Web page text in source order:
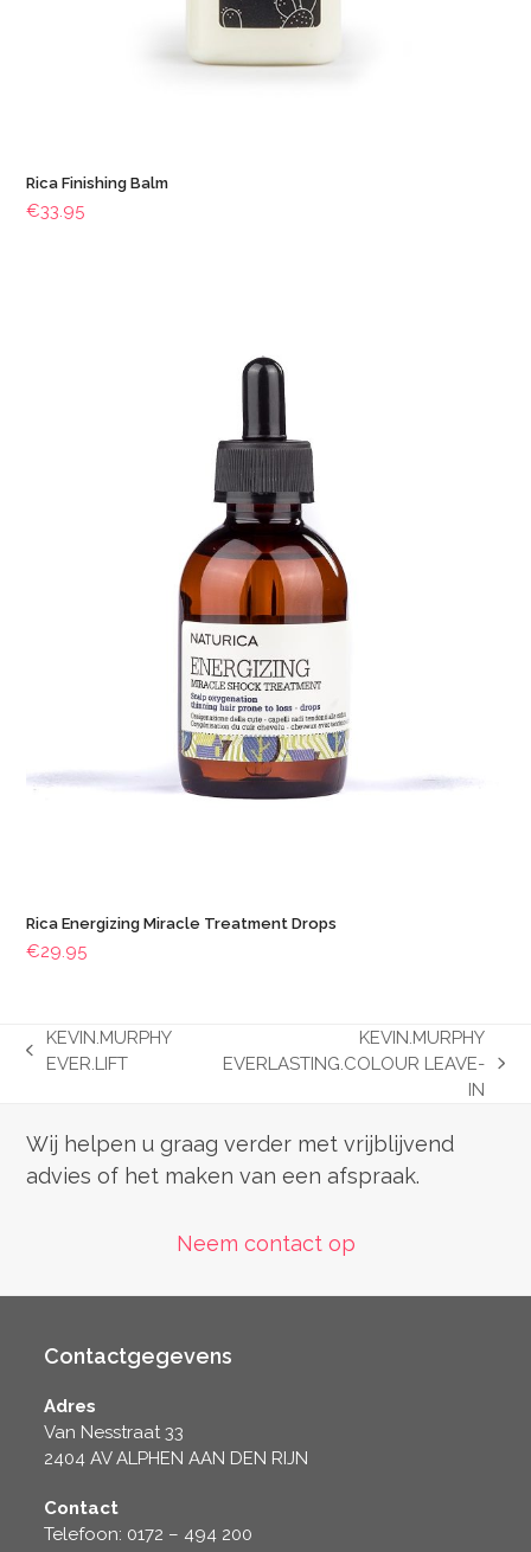
Rica Finishing Balm
€33.95
Rica Energizing Miracle Treatment Drops
€29.95
previous
KEVIN.MURPHY
EVER.LIFT
next
KEVIN.MURPHY
EVERLASTING.COLOUR LEAVE-
IN
Wij helpen u graag verder met vrijblijvend
advies of het maken van een afspraak.
Neem contact op
Contactgegevens
Adres
Van Nesstraat 33
2404 AV ALPHEN AAN DEN RIJN
Contact
Telefoon: 0172 – 494 200